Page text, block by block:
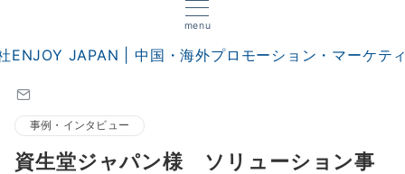
menu
事例・インタビュー
資生堂ジャパン様 ソリューション事